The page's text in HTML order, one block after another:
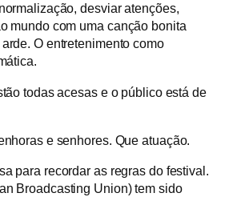
desviar atenções,
mundo com uma canção bonita
O entretenimento como
todas acesas e o público está de
e senhores. Que atuação.
para recordar as regras do festival.
Broadcasting Union) tem sido